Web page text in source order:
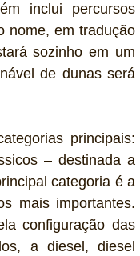
inclui percursos
nome, em tradução
sozinho em um
de dunas será
principais:
– destinada a
categoria é a
mais importantes.
configuração das
a diesel, diesel